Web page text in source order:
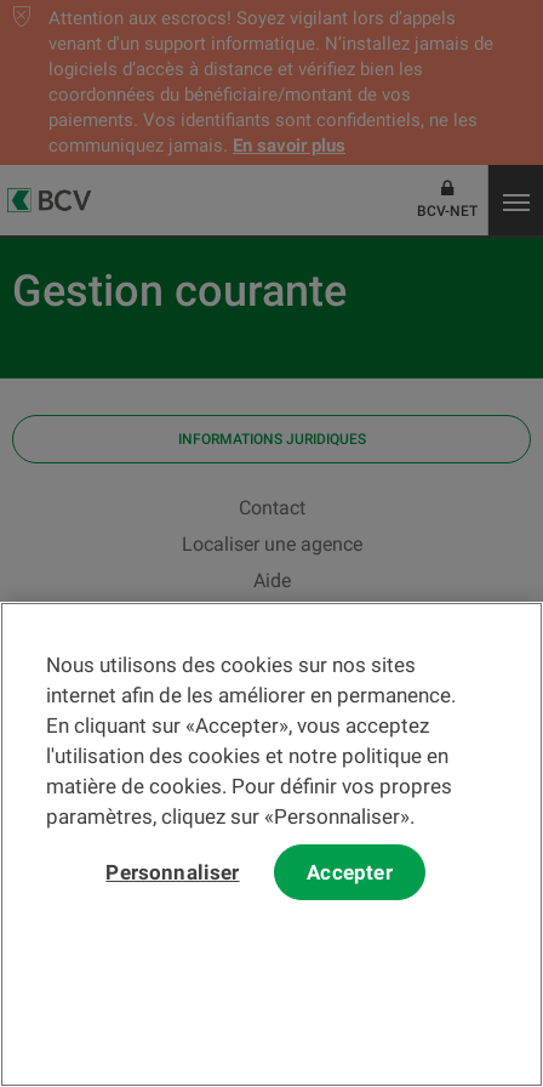
Attention aux escrocs! Soyez vigilant lors d’appels
venant d'un support informatique. N’installez jamais de
logiciels d’accès à distance et vérifiez bien les
coordonnées du bénéficiaire/montant de vos
paiements. Vos identifiants sont confidentiels, ne les
communiquez jamais. En savoir plus
BCV-NET
Gestion courante
INFORMATIONS JURIDIQUES
Contact
Localiser une agence
Aide
Taux de change
Veuillez préalablement prendre connaissance desconditions
d'utilisation du Siteet ducourrier électronique
Les informations et/ou documents en lien avec des instruments ou
services financiers au sens de la LSFin qui sont présentés sur ce site
Internet constituent en principe un support publicitaire selon ladite loi.
© 2002-2026 Banque Cantonale Vaudoise, tous droits réservés.
Nous utilisons des cookies sur nos sites
internet afin de les améliorer en permanence.
En cliquant sur «Accepter», vous acceptez
l'utilisation des cookies et notre politique en
matière de cookies. Pour définir vos propres
paramètres, cliquez sur «Personnaliser».
Personnaliser Accepter